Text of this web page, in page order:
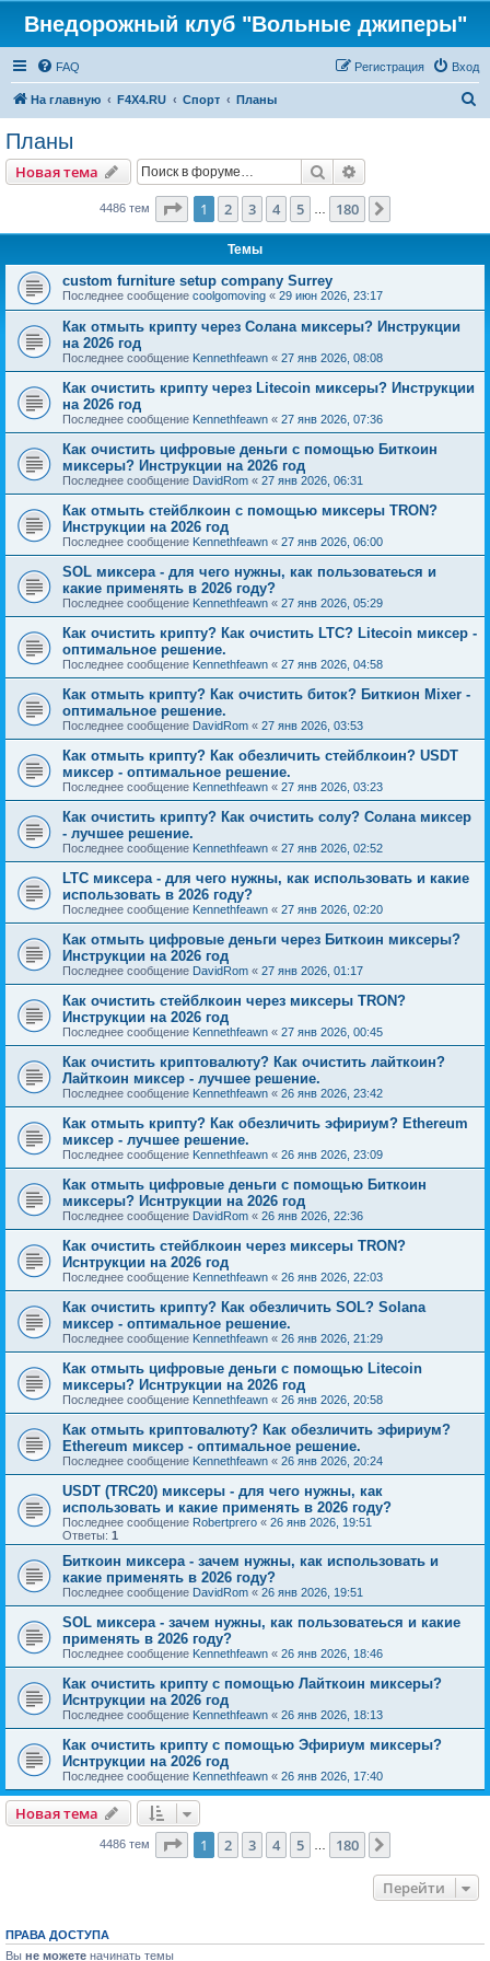
Внедорожный клуб "Вольные джиперы"
FAQ Вход
Регистрация
На главную F4X4.RU Спорт Планы
Планы
Новая тема Поиск
4486 тем Страница из 180
1 2 3 4 5 180
Темы
custom furniture setup company Surrey
Последнее сообщение coolgomoving « 29 июн 2026, 23:17
Как отмыть крипту через Солана миксеры? Инструкции
на 2026 год
Последнее сообщение Kennethfeawn « 27 янв 2026, 08:08
Как очистить крипту через Litecoin миксеры? Инструкции
на 2026 год
Последнее сообщение Kennethfeawn « 27 янв 2026, 07:36
Как очистить цифровые деньги с помощью Биткоин
миксеры? Инструкции на 2026 год
Последнее сообщение DavidRom « 27 янв 2026, 06:31
Как отмыть стейблкоин с помощью миксеры TRON?
Инструкции на 2026 год
Последнее сообщение Kennethfeawn « 27 янв 2026, 06:00
SOL миксера - для чего нужны, как пользоватеься и
какие применять в 2026 году?
Последнее сообщение Kennethfeawn « 27 янв 2026, 05:29
Как очистить крипту? Как очистить LTC? Litecoin миксер -
оптимальное решение.
Последнее сообщение Kennethfeawn « 27 янв 2026, 04:58
Как отмыть крипту? Как очистить биток? Биткион Mixer -
оптимальное решение.
Последнее сообщение DavidRom « 27 янв 2026, 03:53
Как отмыть крипту? Как обезличить стейблкоин? USDT
миксер - оптимальное решение.
Последнее сообщение Kennethfeawn « 27 янв 2026, 03:23
Как очистить крипту? Как очистить солу? Солана миксер
- лучшее решение.
Последнее сообщение Kennethfeawn « 27 янв 2026, 02:52
LTC миксера - для чего нужны, как использовать и какие
использовать в 2026 году?
Последнее сообщение Kennethfeawn « 27 янв 2026, 02:20
Как отмыть цифровые деньги через Биткоин миксеры?
Инструкции на 2026 год
Последнее сообщение DavidRom « 27 янв 2026, 01:17
Как очистить стейблкоин через миксеры TRON?
Инструкции на 2026 год
Последнее сообщение Kennethfeawn « 27 янв 2026, 00:45
Как очистить криптовалюту? Как очистить лайткоин?
Лайткоин миксер - лучшее решение.
Последнее сообщение Kennethfeawn « 26 янв 2026, 23:42
Как отмыть крипту? Как обезличить эфириум? Ethereum
миксер - лучшее решение.
Последнее сообщение Kennethfeawn « 26 янв 2026, 23:09
Как отмыть цифровые деньги с помощью Биткоин
миксеры? Иснтрукции на 2026 год
Последнее сообщение DavidRom « 26 янв 2026, 22:36
Как очистить стейблкоин через миксеры TRON?
Иснтрукции на 2026 год
Последнее сообщение Kennethfeawn « 26 янв 2026, 22:03
Как очистить крипту? Как обезличить SOL? Solana
миксер - оптимальное решение.
Последнее сообщение Kennethfeawn « 26 янв 2026, 21:29
Как отмыть цифровые деньги с помощью Litecoin
миксеры? Иснтрукции на 2026 год
Последнее сообщение Kennethfeawn « 26 янв 2026, 20:58
Как отмыть криптовалюту? Как обезличить эфириум?
Ethereum миксер - оптимальное решение.
Последнее сообщение Kennethfeawn « 26 янв 2026, 20:24
USDT (TRC20) миксеры - для чего нужны, как
использовать и какие применять в 2026 году?
Последнее сообщение Robertprero « 26 янв 2026, 19:51
Ответы: 1
Биткоин миксера - зачем нужны, как использовать и
какие применять в 2026 году?
Последнее сообщение DavidRom « 26 янв 2026, 19:51
SOL миксера - зачем нужны, как пользоватеься и какие
применять в 2026 году?
Последнее сообщение Kennethfeawn « 26 янв 2026, 18:46
Как очистить крипту с помощью Лайткоин миксеры?
Иснтрукции на 2026 год
Последнее сообщение Kennethfeawn « 26 янв 2026, 18:13
Как очистить крипту с помощью Эфириум миксеры?
Иснтрукции на 2026 год
Последнее сообщение Kennethfeawn « 26 янв 2026, 17:40
Новая тема
4486 тем Страница из 180
1 2 3 4 5 180
Перейти
ПРАВА ДОСТУПА
Вы не можете начинать темы